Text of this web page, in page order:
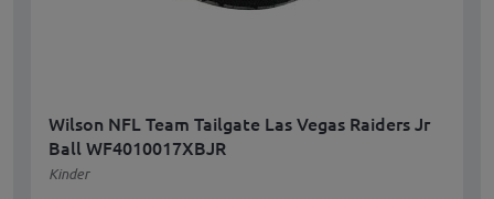
Wilson NFL Team Tailgate Las Vegas Raiders Jr
Ball WF4010017XBJR
Kinder